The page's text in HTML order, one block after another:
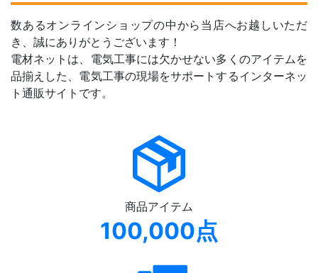
数あるオンラインショップの中から当店へお越しいただ
き、誠にありがとうございます！
電材ネットは、電気工事には欠かせない多くのアイテムを
品揃えした、電気工事の現場をサポートするインターネッ
ト通販サイトです。
商品アイテム
100,000点